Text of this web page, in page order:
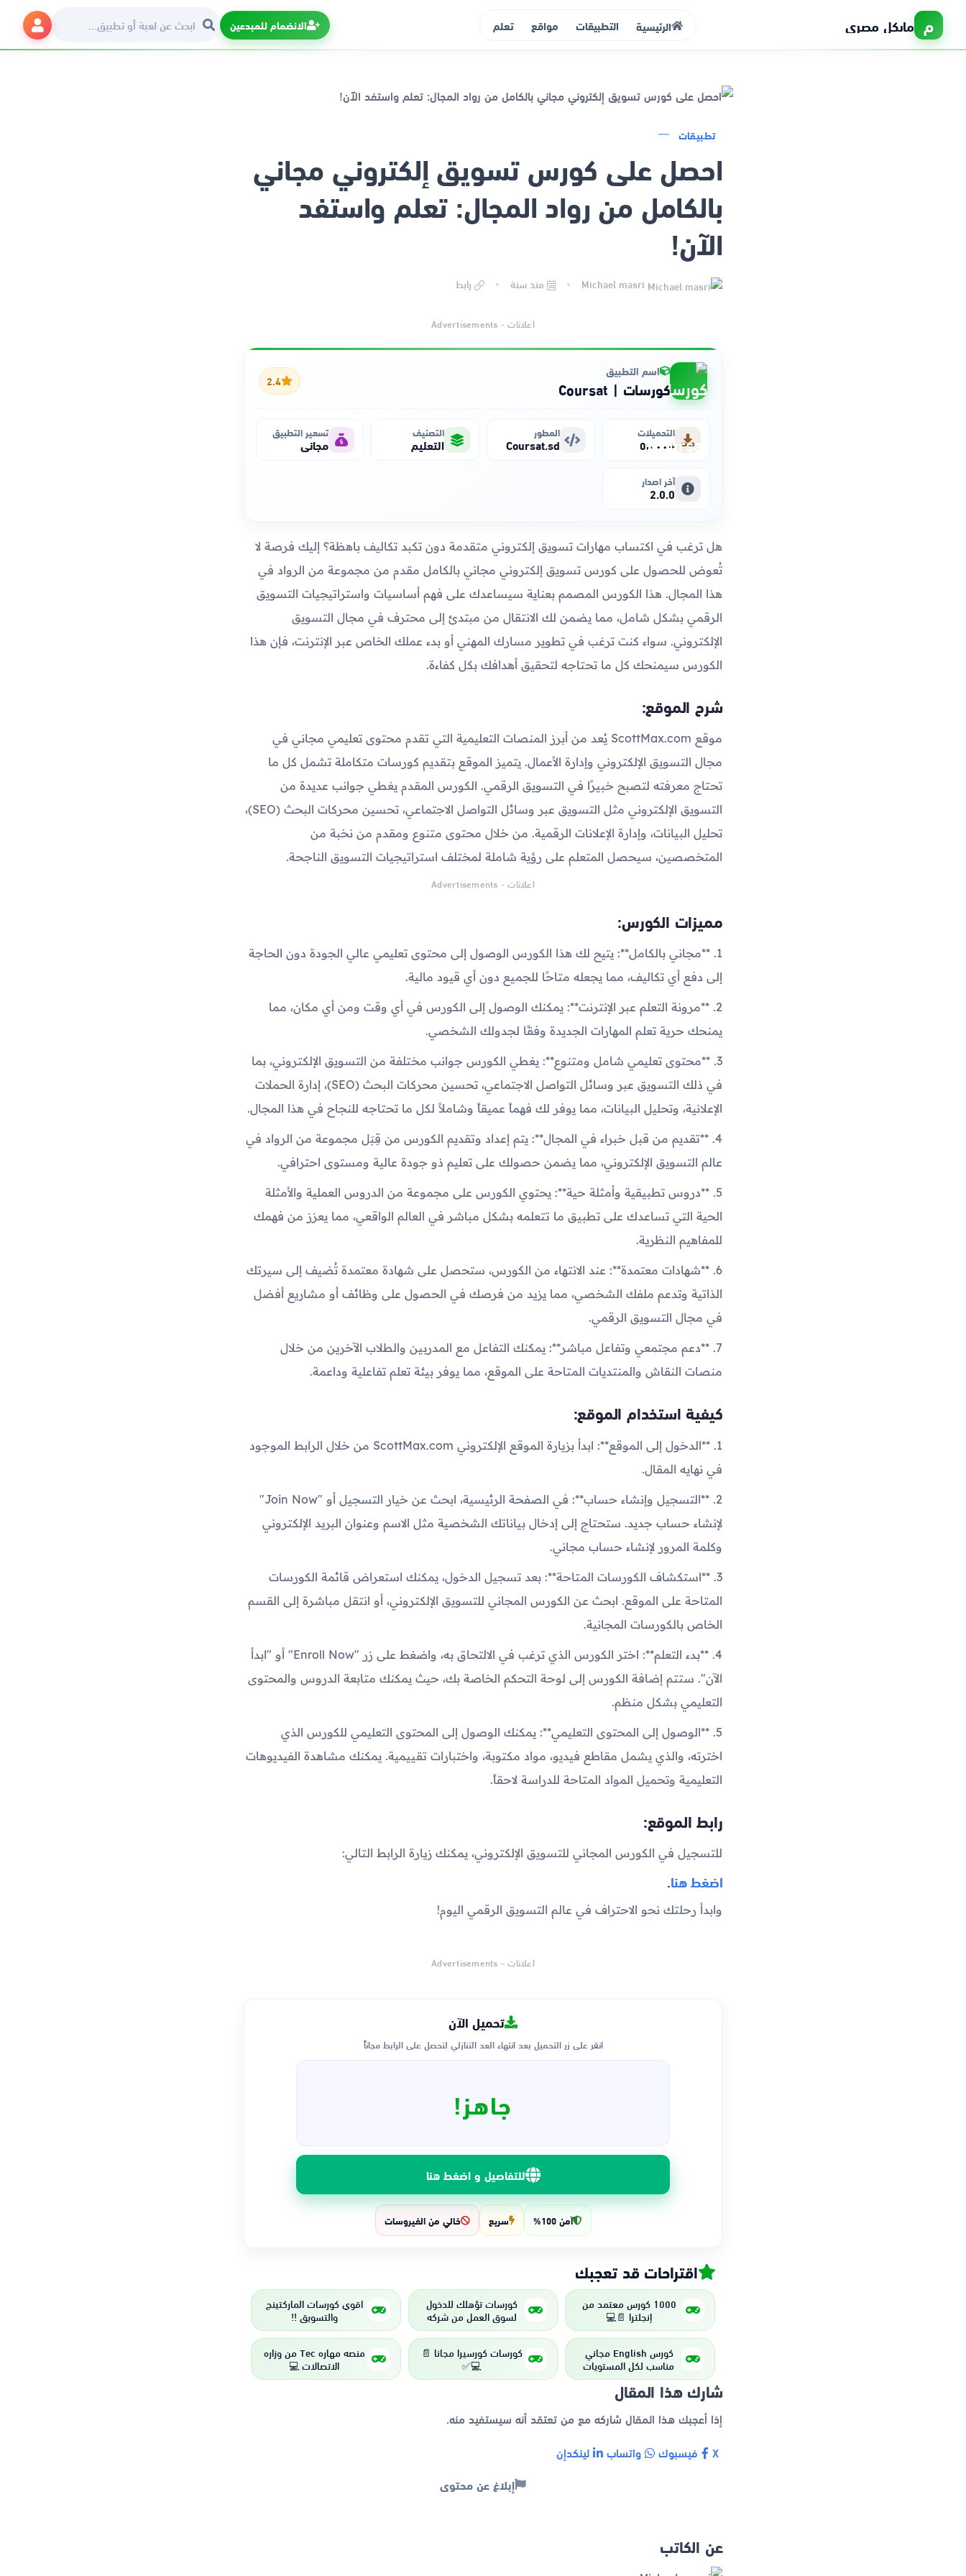
م مايكل مصري الرئيسية التطبيقات مواقع تعلم الانضمام للمبدعين
تطبيقات
احصل على كورس تسويق إلكتروني مجاني
بالكامل من رواد المجال: تعلم واستفد
الآن!
منذ سنة رابط
اعلانات - Advertisements
اسم التطبيق
كورسات | Coursat 2.4
التحميلات
+٥٬٠٠٠
المطور
Coursat.sd
التصنيف
التعليم
تسعير التطبيق
مجاني
آخر اصدار
2.0.0
هل ترغب في اكتساب مهارات تسويق إلكتروني متقدمة دون تكبد تكاليف باهظة؟ إليك فرصة لا
تُعوض للحصول على كورس تسويق إلكتروني مجاني بالكامل مقدم من مجموعة من الرواد في
هذا المجال. هذا الكورس المصمم بعناية سيساعدك على فهم أساسيات واستراتيجيات التسويق
الرقمي بشكل شامل، مما يضمن لك الانتقال من مبتدئ إلى محترف في مجال التسويق
الإلكتروني. سواء كنت ترغب في تطوير مسارك المهني أو بدء عملك الخاص عبر الإنترنت، فإن هذا
الكورس سيمنحك كل ما تحتاجه لتحقيق أهدافك بكل كفاءة.
شرح الموقع:
موقع ScottMax.com يُعد من أبرز المنصات التعليمية التي تقدم محتوى تعليمي مجاني في
مجال التسويق الإلكتروني وإدارة الأعمال. يتميز الموقع بتقديم كورسات متكاملة تشمل كل ما
تحتاج معرفته لتصبح خبيرًا في التسويق الرقمي. الكورس المقدم يغطي جوانب عديدة من
التسويق الإلكتروني مثل التسويق عبر وسائل التواصل الاجتماعي، تحسين محركات البحث (SEO)،
تحليل البيانات، وإدارة الإعلانات الرقمية. من خلال محتوى متنوع ومقدم من نخبة من
المتخصصين، سيحصل المتعلم على رؤية شاملة لمختلف استراتيجيات التسويق الناجحة.
اعلانات - Advertisements
مميزات الكورس:
1. **مجاني بالكامل**: يتيح لك هذا الكورس الوصول إلى محتوى تعليمي عالي الجودة دون الحاجة
إلى دفع أي تكاليف، مما يجعله متاحًا للجميع دون أي قيود مالية.
2. **مرونة التعلم عبر الإنترنت**: يمكنك الوصول إلى الكورس في أي وقت ومن أي مكان، مما
يمنحك حرية تعلم المهارات الجديدة وفقًا لجدولك الشخصي.
3. **محتوى تعليمي شامل ومتنوع**: يغطي الكورس جوانب مختلفة من التسويق الإلكتروني، بما
في ذلك التسويق عبر وسائل التواصل الاجتماعي، تحسين محركات البحث (SEO)، إدارة الحملات
الإعلانية، وتحليل البيانات، مما يوفر لك فهماً عميقاً وشاملاً لكل ما تحتاجه للنجاح في هذا المجال.
4. **تقديم من قبل خبراء في المجال**: يتم إعداد وتقديم الكورس من قِبَل مجموعة من الرواد في
عالم التسويق الإلكتروني، مما يضمن حصولك على تعليم ذو جودة عالية ومستوى احترافي.
5. **دروس تطبيقية وأمثلة حية**: يحتوي الكورس على مجموعة من الدروس العملية والأمثلة
الحية التي تساعدك على تطبيق ما تتعلمه بشكل مباشر في العالم الواقعي، مما يعزز من فهمك
للمفاهيم النظرية.
6. **شهادات معتمدة**: عند الانتهاء من الكورس، ستحصل على شهادة معتمدة تُضيف إلى سيرتك
الذاتية وتدعم ملفك الشخصي، مما يزيد من فرصك في الحصول على وظائف أو مشاريع أفضل
في مجال التسويق الرقمي.
7. **دعم مجتمعي وتفاعل مباشر**: يمكنك التفاعل مع المدربين والطلاب الآخرين من خلال
منصات النقاش والمنتديات المتاحة على الموقع، مما يوفر بيئة تعلم تفاعلية وداعمة.
كيفية استخدام الموقع:
1. **الدخول إلى الموقع**: ابدأ بزيارة الموقع الإلكتروني ScottMax.com من خلال الرابط الموجود
في نهايه المقال.
2. **التسجيل وإنشاء حساب**: في الصفحة الرئيسية، ابحث عن خيار التسجيل أو "Join Now"
لإنشاء حساب جديد. ستحتاج إلى إدخال بياناتك الشخصية مثل الاسم وعنوان البريد الإلكتروني
وكلمة المرور لإنشاء حساب مجاني.
3. **استكشاف الكورسات المتاحة**: بعد تسجيل الدخول، يمكنك استعراض قائمة الكورسات
المتاحة على الموقع. ابحث عن الكورس المجاني للتسويق الإلكتروني، أو انتقل مباشرة إلى القسم
الخاص بالكورسات المجانية.
4. **بدء التعلم**: اختر الكورس الذي ترغب في الالتحاق به، واضغط على زر "Enroll Now" أو "ابدأ
الآن". ستتم إضافة الكورس إلى لوحة التحكم الخاصة بك، حيث يمكنك متابعة الدروس والمحتوى
التعليمي بشكل منظم.
5. **الوصول إلى المحتوى التعليمي**: يمكنك الوصول إلى المحتوى التعليمي للكورس الذي
اخترته، والذي يشمل مقاطع فيديو، مواد مكتوبة، واختبارات تقييمية. يمكنك مشاهدة الفيديوهات
التعليمية وتحميل المواد المتاحة للدراسة لاحقاً.
رابط الموقع:
للتسجيل في الكورس المجاني للتسويق الإلكتروني، يمكنك زيارة الرابط التالي:
اضغط هنا.
وابدأ رحلتك نحو الاحتراف في عالم التسويق الرقمي اليوم!
اعلانات - Advertisements
تحميل الآن
انقر على زر التحميل بعد انتهاء العد التنازلي لتحصل على الرابط مجاناً
جاهز!
للتفاصيل و اضغط هنا
آمن 100% سريع خالي من الفيروسات
اقتراحات قد تعجبك
1000 كورس معتمد من
إنجلترا 📄💻
كورسات تؤهلك للدخول
لسوق العمل من شركه
عالمية
اقوي كورسات الماركتينج
والتسويق !!
كورس English مجاني
مناسب لكل المستويات
من جامعه أوكسفورد
كورسات كورسيرا مجانا 📄
💻✅
منصه مهاره Tec من وزاره
الاتصالات 💻
شارك هذا المقال
إذا أعجبك هذا المقال شاركه مع من تعتقد أنه سيستفيد منه.
فيسبوك واتساب لينكدإن
إبلاغ عن محتوى
عن الكاتب